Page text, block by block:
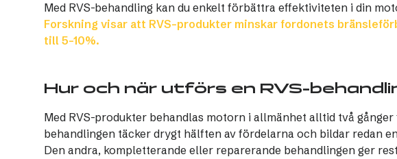
Med RVS-behandling kan du enkelt förbättra effektiviteten i din
Forskning visar att RVS-produkter minskar fordonets
till 5–10%.
Hur och när utförs en RVS-
Med RVS-produkter behandlas motorn i allmänhet alltid två
behandlingen täcker drygt hälften av fördelarna och bildar redan
Den andra, kompletterande eller reparerande behandlingen ger